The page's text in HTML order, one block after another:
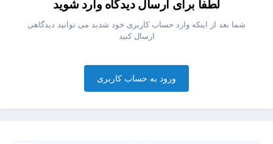
لطفا برای ارسال دیدگاه وارد شوید
شما بعد از اینکه وارد حساب کاربری خود شدید می توانید دیدگاهی
ارسال کنید
ورود به حساب کاربری